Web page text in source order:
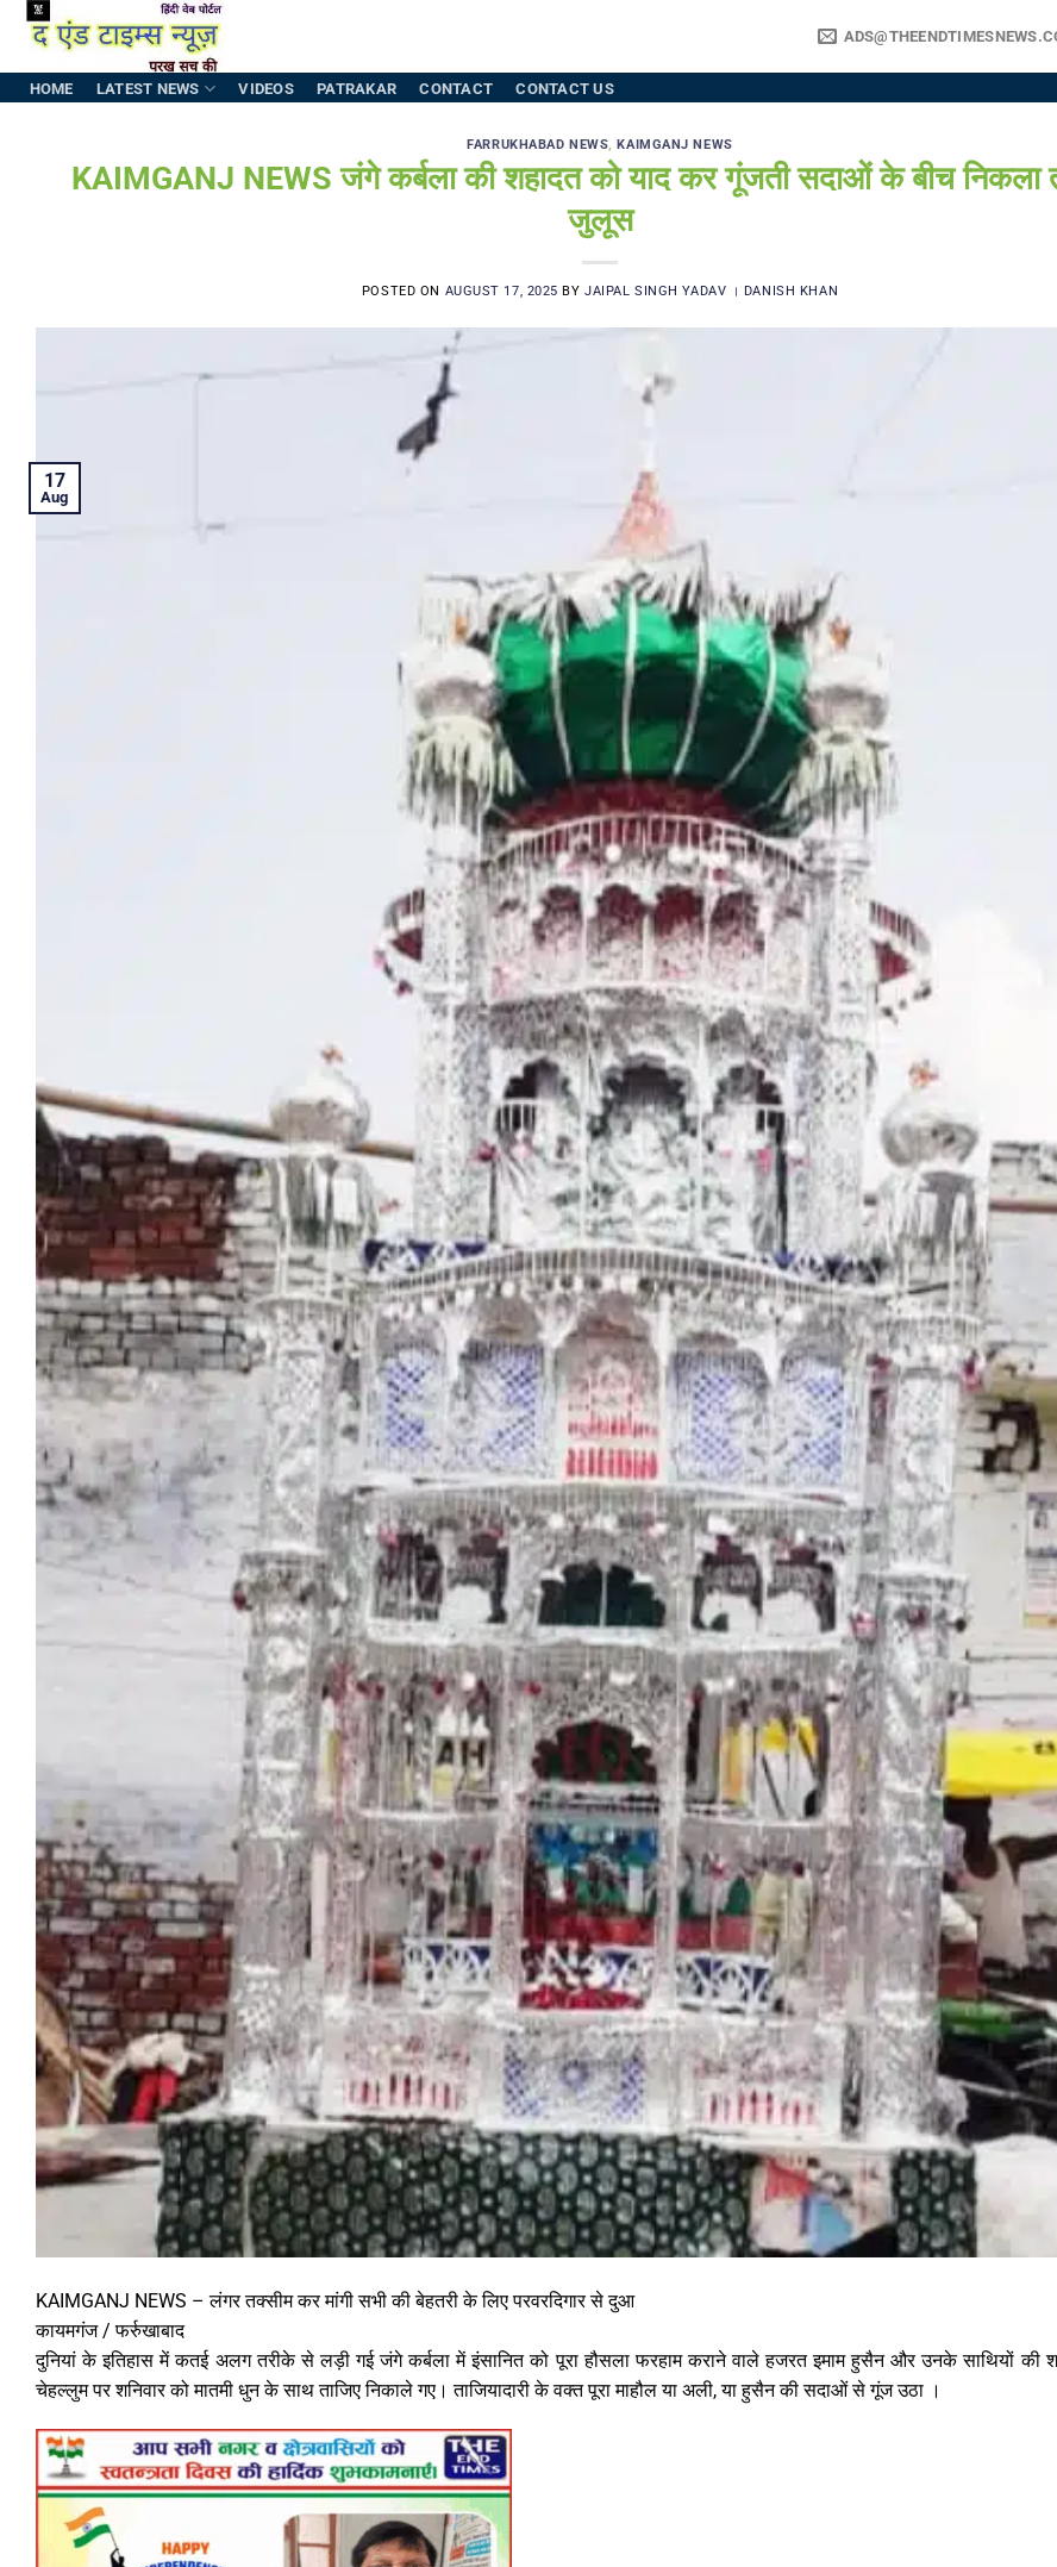
Skip
content
HOME LATEST NEWS VIDEOS PATRAKAR CONTACT CONTACT US
FARRUKHABAD NEWS,KAIMGANJ NEWS
KAIMGANJ NEWS जंगे कर्बला की शहादत को याद कर गूंजती सदाओं के बीच निकला
जुलूस
POSTED ON AUGUST 17, 2025 BYJAIPAL SINGH YADAV । DANISH KHAN
17
Aug
KAIMGANJ NEWS – लंगर तक्सीम कर मांगी सभी की बेहतरी के लिए परवरदिगार से दुआ
कायमगंज / फर्रुखाबाद
दुनियां के इतिहास में कतई अलग तरीके से लड़ी गई जंगे कर्बला में इंसानित को पूरा हौसला फरहाम कराने वाले हजरत इमाम हुसैन और उनके साथियों की
चेहल्लुम पर शनिवार को मातमी धुन के साथ ताजिए निकाले गए। ताजियादारी के वक्त पूरा माहौल या अली, या हुसैन की सदाओं से गूंज उठा ।